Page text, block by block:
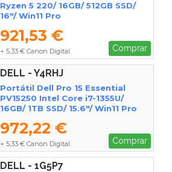
Ryzen 5 220/ 16GB/ 512GB SSD/
16"/ Win11 Pro
921,53 €
+ 5,33 € Canon Digital. Comprar
DELL - Y4RHJ
Portátil Dell Pro 15 Essential
PV15250 Intel Core i7-1355U/
16GB/ 1TB SSD/ 15.6"/ Win11 Pro
972,22 €
+ 5,33 € Canon Digital. Comprar
DELL - 1G5P7